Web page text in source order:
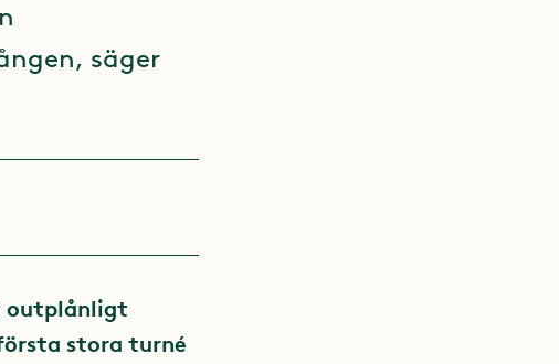
säger
outplånligt
stora turné